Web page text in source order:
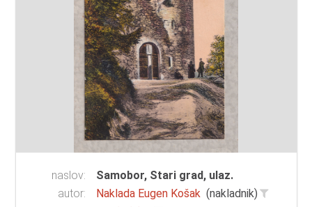
naslov:
Samobor, Stari grad, ulaz.
autor:
Naklada Eugen Košak (nakladnik)